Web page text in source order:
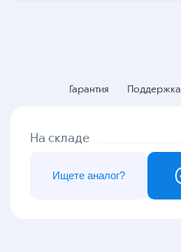
Гарантия Поддержка
На складе
Ищете аналог?